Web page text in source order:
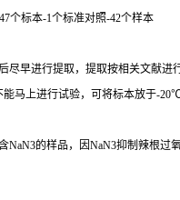
47个标本-1个标准对照-42个样本
尽早进行提取，提取按相关文献进
能马上进行试验，可将标本放于-20
NaN3的样品，因NaN3抑制辣根过